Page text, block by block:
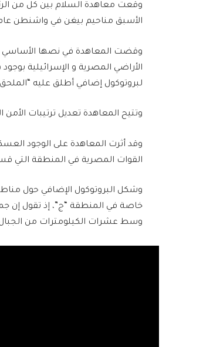
وقعت معاهدة السلام بين كل من
الأسبق مناحيم بيغن في واشنطن عام
وقضت المعاهدة في نصها الأساسي
الأراضي المصرية و الإسرائيلية
لبروتوكول إضافي أطلق عليه “الملحق
وتتيح المعاهدة تعديل ترتيبات
وقد أثرت المعاهدة على الوجود
القوات المصرية في المنطقة التي
وشكل البروتوكول الإضافي حول
خاصة في المنطقة “ج”، إذ تقول إن
وسط عشرات الكيلومترات من